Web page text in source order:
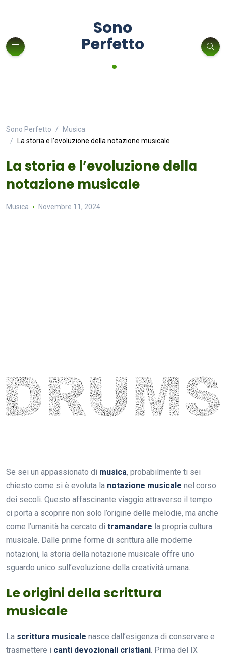
Sono
Perfetto
.
Sono Perfetto
Musica
La storia e l’evoluzione della notazione musicale
La storia e l’evoluzione della
notazione musicale
Musica Novembre 11, 2024
Se sei un appassionato di musica, probabilmente ti sei
chiesto come si è evoluta la notazione musicale nel corso
dei secoli. Questo affascinante viaggio attraverso il tempo
ci porta a scoprire non solo l’origine delle melodie, ma anche
come l’umanità ha cercato di tramandare la propria cultura
musicale. Dalle prime forme di scrittura alle moderne
notazioni, la storia della notazione musicale offre uno
sguardo unico sull’evoluzione della creatività umana.
Le origini della scrittura
musicale
La scrittura musicale nasce dall’esigenza di conservare e
trasmettere i canti devozionali cristiani. Prima del IX